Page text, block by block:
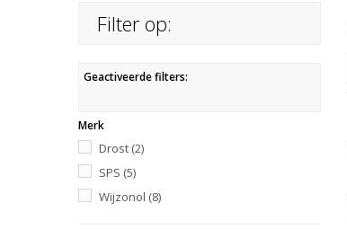
Filter op:
Geactiveerde filters:
Merk
Drost (2)
SPS (5)
Wijzonol (8)